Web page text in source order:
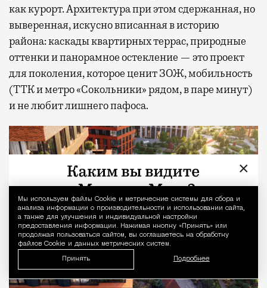
Уведомление
Мы используем файлы Сookie и метрические системы для сбора и
анализа информации о производительности и использовании сайта,
а также для улучшения и индивидуальной настройки
предоставления информации. Нажимая кнопку «Принять» или
продолжая пользоваться сайтом, вы соглашаетесь на обработку
файлов Cookie и данных метрических систем.
Принять Подробнее
как курорт. Архитектура при этом сдержанная, но
выверенная, искусно вписанная в историю
района: каскады квартирных террас, природные
оттенки и панорамное остекление — это проект
для поколения, которое ценит ЗОЖ, мобильность
(ТТК и метро «Сокольники» рядом, в паре минут)
и не любит лишнего пафоса.
×